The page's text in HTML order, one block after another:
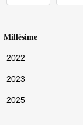
Millésime
2022
2023
2025